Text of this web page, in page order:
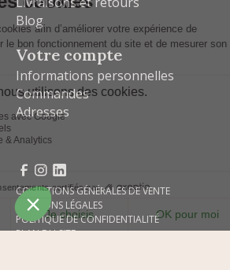
Blog
Votre compte
Informations personnelles
Commandes
Adresses
Facebook
Instagram
LinkedIn
CONDITIONS GÉNÉRALES DE VENTE
MENTIONS LÉGALES
POLITIQUE DE CONFIDENTIALITÉ
PLAN DU SITE